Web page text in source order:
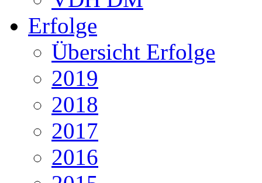
Erfolge
Übersicht Erfolge
2019
2018
2017
2016